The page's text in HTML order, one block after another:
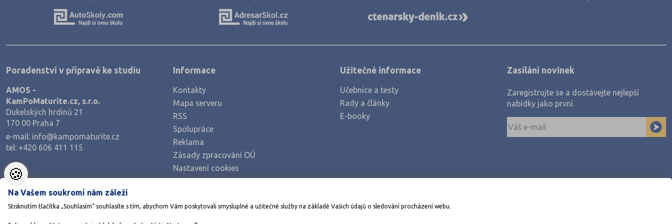
Zemědělství a lesnictví
Policejní a vojenské obory
Právo
Zdravotnické obory
Pedagogika a sociální péče
Umělecké obory
Šance na přijetí
Poradenství v přípravě ke studiu
AMOS -
KamPoMaturite.cz, s.r.o.
Dukelských hrdinů 21
170 00 Praha 7
e-mail: info@kampomaturite.cz
tel: +420 606 411 115
Informace
Kontakty
Mapa serveru
RSS
Spolupráce
Reklama
Zásady zpracování OÚ
Nastavení cookies
Stáhněte si aplikaci Adresář škol
Užitečné informace
Učebnice a testy
Rady a články
E-booky
Zasílání novinek
Zaregistrujte se a dostávejte nejlepší
nabídky jako první.
🍪
Na Vašem soukromí nám záleží
Stisknutím tlačítka „Souhlasím“ souhlasíte s tím, abychom Vám poskytovali smysluplné a užitečné služby na základě Vašich údajů o sledování procházení webu.